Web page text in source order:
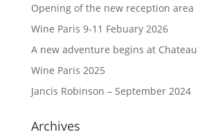
Opening of the new reception area
Wine Paris 9-11 Febuary 2026
A new adventure begins at Chateau
Wine Paris 2025
Jancis Robinson – September 2024
Archives